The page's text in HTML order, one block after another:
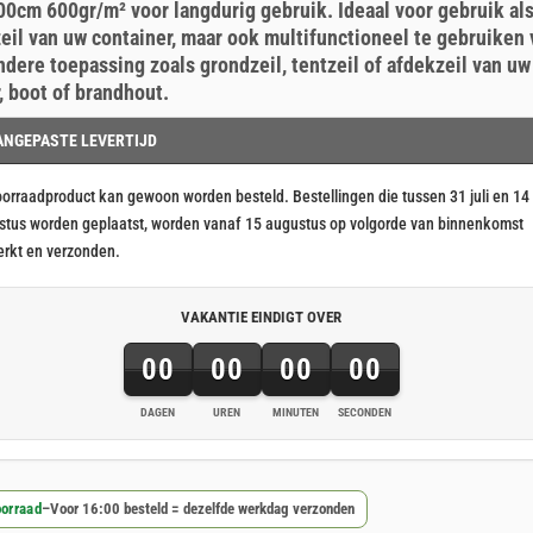
600gr/m² voor langdurig gebruik. Ideaal voor gebruik als
van uw container, maar ook multifunctioneel te gebruiken
toepassing zoals grondzeil, tentzeil of afdekzeil van uw
boot of brandhout.
LEVERTIJD
kan gewoon worden besteld. Bestellingen die tussen 31 juli en 14
worden geplaatst, worden vanaf 15 augustus op volgorde van binnenkomst
en verzonden.
VAKANTIE EINDIGT OVER
00
DAGEN
00
UREN
00
MINUTEN
00
SECONDEN
–Voor 16:00 besteld = dezelfde werkdag verzonden